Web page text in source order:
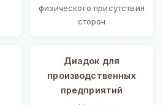
физического присутствия
сторон
Диадок для
производственных
предприятий